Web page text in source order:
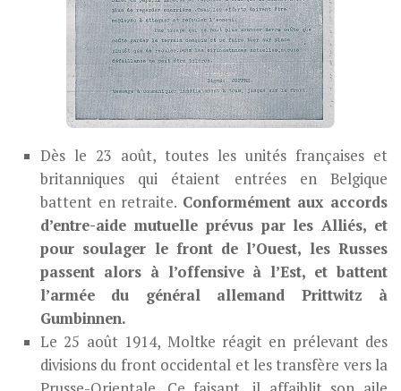
Dès le 23 août, toutes les unités françaises et
britanniques qui étaient entrées en Belgique
battent en retraite. Conformément aux accords
d’entre-aide mutuelle prévus par les Alliés, et
pour soulager le front de l’Ouest, les Russes
passent alors à l’offensive à l’Est, et battent
l’armée du général allemand Prittwitz à
Gumbinnen.
Le 25 août 1914, Moltke réagit en prélevant des
divisions du front occidental et les transfère vers la